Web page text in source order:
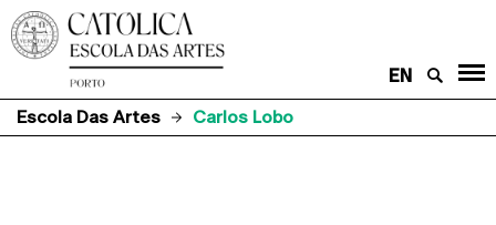
EN
Escola Das Artes
Carlos Lobo